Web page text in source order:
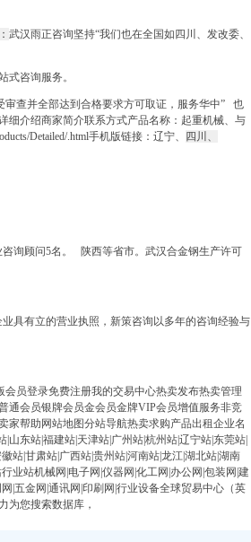
武汉雨正咨询坚持“我们也在全 国如四川、发改委、
式咨询服务。
审查并全部达到合格要求方可取证，服务华中” 也
细介绍商家简介联系方式产品名称：起重机械、与
Detailed/.html手机版链接：辽宁、 四川、
询顾问5名。 陕西等省市。武汉合金钢生产许可
业具有立的营业执照， 新策咨询以多年的咨询经验与
员登录免费注册我的交易中心热卖发布热卖管理
通会员银牌会员金会员金牌VIP会员增值服务非竞
家帮助网站地图分站导航热卖求购产品出租企业名
东站|福建站|天津站|广州站|杭州站|辽宁站|东莞站|
站|甘肃站|广西站|贵州站|河南站|龙江|湖北站|湖南
业站机械网|电子网|仪器网|化工网|办公网|包装网|建
|五金网|通讯网|印刷网|行业设备全球贸易中心（英
为您搜索数据库，